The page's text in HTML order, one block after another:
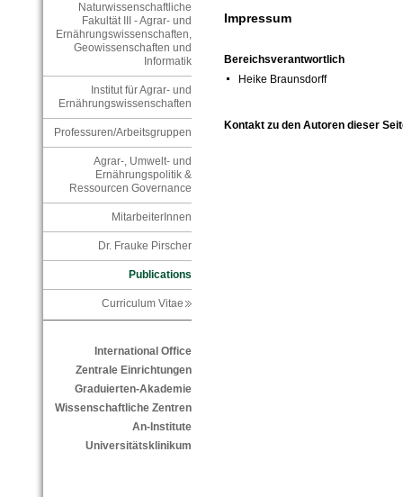
Naturwissenschaftliche
Fakultät III - Agrar- und
Ernährungswissenschaften,
Geowissenschaften und
Informatik
Institut für Agrar- und
Ernährungswissenschaften
Professuren/Arbeitsgruppen
Agrar-, Umwelt- und
Ernährungspolitik &
Ressourcen Governance
MitarbeiterInnen
Dr. Frauke Pirscher
Publications
Curriculum Vitae
International Office
Zentrale Einrichtungen
Graduierten-Akademie
Wissenschaftliche Zentren
An-Institute
Universitätsklinikum
Impressum
Bereichsverantwortlich
Heike Braunsdorff
Kontakt zu den Autoren dieser